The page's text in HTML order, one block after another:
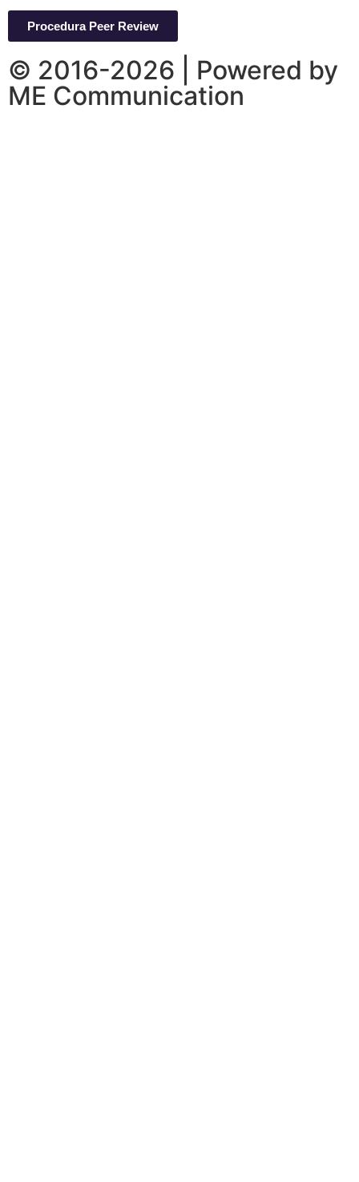
Procedura Peer Review
© 2016-2026 | Powered by
ME Communication